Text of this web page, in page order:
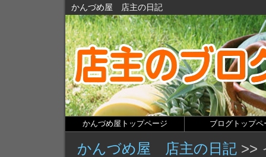
かんづめ屋 店主の日記
かんづめ屋 店主の日記 >>
かんづめ屋トップページ ブログトップペ